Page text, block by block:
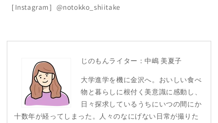
［Instagram］@notokko_shiitake
じのもんライター：中嶋 美夏子
大学進学を機に金沢へ。おいしい食べ
物と暮らしに根付く美意識に感動し、
日々探求しているうちにいつの間にか
十数年が経ってしまった。人々のなにげない日常が撮りた